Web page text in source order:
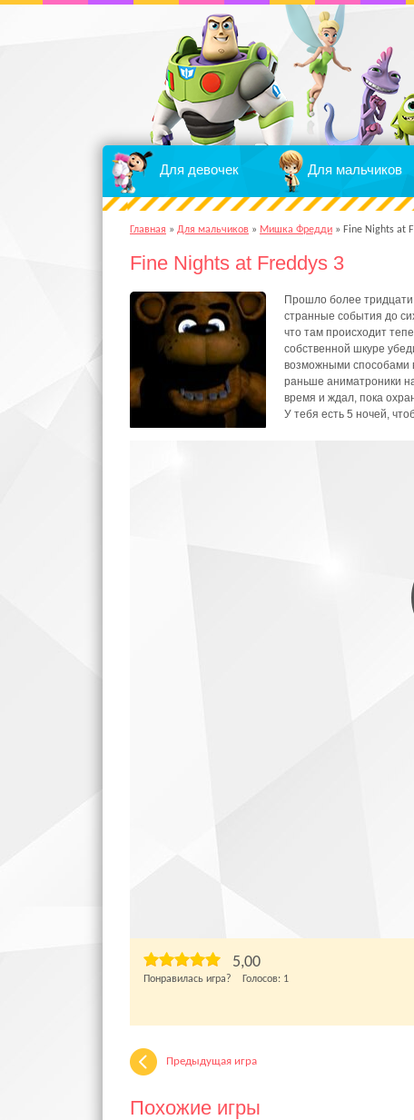
Для девочек Для мальчиков
Главная » Для мальчиков » Мишка Фредди » Fine Nights at
Fine Nights at Freddys 3
Прошло более
странные события до
что там происходит
собственной шкуре
возможными способами
раньше аниматроники
время и ждал, пока
У тебя есть 5 ночей,
5,00
Понравилась игра? Голосов: 1
Предыдущая игра
Похожие игры